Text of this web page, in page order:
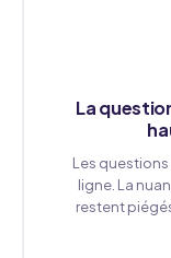
La
Les
ligne. La
restent